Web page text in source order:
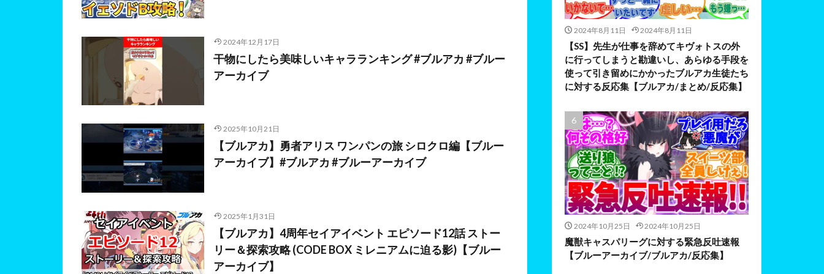
2024年12月17日
干物にしたら美味しいキャラランキング #ブルアカ #ブルー
アーカイブ
2025年10月21日
【ブルアカ】勇者アリス ワンパンの旅 シロクロ編【ブルー
アーカイブ】#ブルアカ #ブルーアーカイブ
2025年1月31日
【ブルアカ】4周年セイアイベント エピソード12話 ストー
リー＆探索攻略 (CODE BOX ミレニアムに迫る影)【ブルー
アーカイブ】
2024年8月11日 2024年8月11日
【SS】先生が仕事を辞めてキヴォトスの外
に行ってしまうと勘違いし、あらゆる手段を
使って引き留めにかかったブルアカ生徒たち
に対する反応集【ブルアカ/まとめ/反応集】
2024年10月25日 2024年10月25日
魔獣キャスパリーグに対する緊急反吐速報
【ブルーアーカイブ/ブルアカ/反応集】